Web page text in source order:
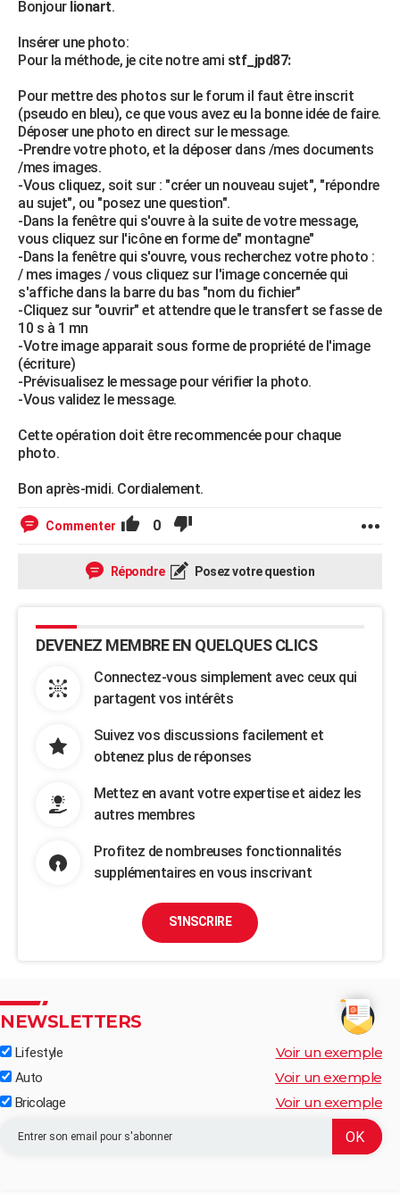
Destinations
City break
Voyage nature
Voyage de noces
Forum
GUIDES D'ACHAT
BONS PLANS
CARTE DE VOEUX
Carte de Noël
Carte Bonne année
Carte Saint-Valentin
Carte Pâques
Carte d'anniversaire
DICTIONNAIRE
Dictionnaire
Biographies
Citations
Expressions
Proverbes
PROGRAMME TV
COPAINS D'AVANT
S'inscrire
Se connecter
Lycées
Collèges
Primaires
Universités
Entreprises
Service militaire
Avis de recherche
AVIS DE DÉCÈS
FORUM
Bricolage
Lifestyle
Culture
Sport
Auto
Television
Voyage
Cinema
Bonjour lionart.
Insérer une photo:
Pour la méthode, je cite notre ami stf_jpd87:
Pour mettre des photos sur le forum il faut être inscrit
(pseudo en bleu), ce que vous avez eu la bonne idée de faire.
Déposer une photo en direct sur le message.
-Prendre votre photo, et la déposer dans /mes documents
/mes images.
-Vous cliquez, soit sur : "créer un nouveau sujet", "répondre
au sujet", ou "posez une question".
-Dans la fenêtre qui s'ouvre à la suite de votre message,
vous cliquez sur l'icône en forme de" montagne"
-Dans la fenêtre qui s'ouvre, vous recherchez votre photo :
/ mes images / vous cliquez sur l'image concernée qui
s'affiche dans la barre du bas "nom du fichier"
-Cliquez sur "ouvrir" et attendre que le transfert se fasse de
10 s à 1 mn
-Votre image apparait sous forme de propriété de l'image
(écriture)
-Prévisualisez le message pour vérifier la photo.
-Vous validez le message.
Cette opération doit être recommencée pour chaque
photo.
Bon après-midi. Cordialement.
Commenter 0
Répondre Posez votre question
DEVENEZ MEMBRE EN QUELQUES CLICS
Connectez-vous simplement avec ceux qui
partagent vos intérêts
Suivez vos discussions facilement et
obtenez plus de réponses
Mettez en avant votre expertise et aidez les
autres membres
Profitez de nombreuses fonctionnalités
supplémentaires en vous inscrivant
S'INSCRIRE
NEWSLETTERS
Lifestyle Voir un exemple
Auto Voir un exemple
Bricolage Voir un exemple